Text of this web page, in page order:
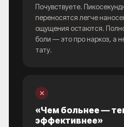
Почувствуете.
переносятся легче
ощущения остаются.
боли — это про наркоз, а
тату.
✕
«Чем больнее —
эффективнее»